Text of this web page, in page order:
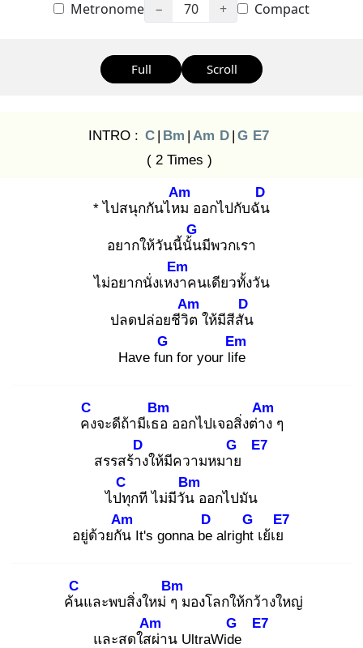
Metronome − 70 + Compact
Full Scroll
INTRO : C | Bm | Am D | G E7
( 2 Times )
* ไปสนุกกันไหม
Am
ออกไปกับฉัน
D
อยากให้วันนี้นั้น
G
มีพวกเรา
ไม่อยากนั่งเหงา
Em
คนเดียวทั้งวัน
ปลดปล่อยชีวิต
Am
ให้มีสีสัน
D
Have fun
G
for your life
Em
คง
C
จะดีถ้ามีเธอ
Bm
ออกไปเจอสิ่งต่าง
Am
ๆ
สรรสร้าง
D
ให้มีความหมาย
G E7
ไปทุ
C
กที ไม่มีวัน
Bm
ออกไปมัน
อยู่ด้วยกัน
Am
It's gonna be
D
alright
G
เย้เย
E7
ค้น
C
และพบสิ่งใหม่ ๆ
Bm
มองโลกให้กว้างใหญ่
และสดใสผ่
Am
าน UltraWide
G E7